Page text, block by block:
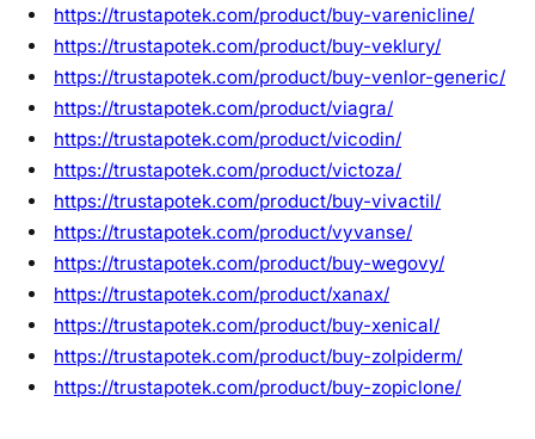
https://trustapotek.com/product/buy-varenicline/
https://trustapotek.com/product/buy-veklury/
https://trustapotek.com/product/buy-venlor-generic/
https://trustapotek.com/product/viagra/
https://trustapotek.com/product/vicodin/
https://trustapotek.com/product/victoza/
https://trustapotek.com/product/buy-vivactil/
https://trustapotek.com/product/vyvanse/
https://trustapotek.com/product/buy-wegovy/
https://trustapotek.com/product/xanax/
https://trustapotek.com/product/buy-xenical/
https://trustapotek.com/product/buy-zolpiderm/
https://trustapotek.com/product/buy-zopiclone/